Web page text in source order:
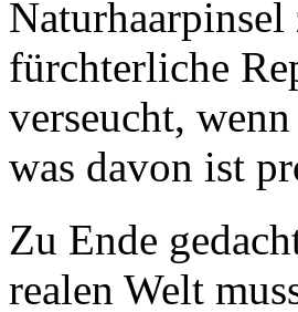
Naturhaarpinsel
fürchterliche
verseucht,
was davon ist
Zu Ende
realen Welt